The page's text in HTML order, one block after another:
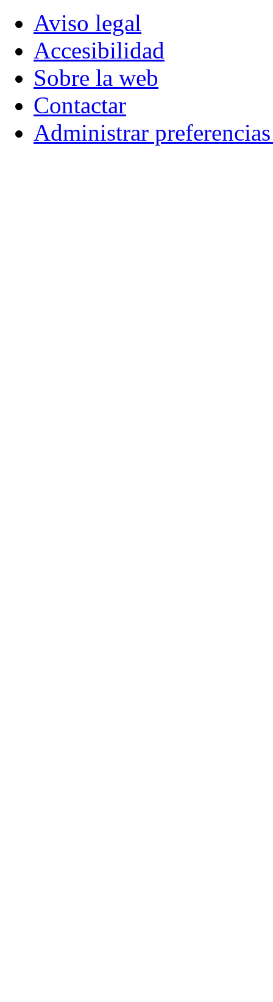
Aviso legal
Accesibilidad
Sobre la web
Contactar
Administrar